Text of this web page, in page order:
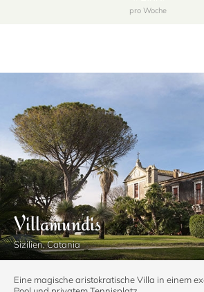
pro Woche
Villamundis
Sizilien, Catania
Eine magische aristokratische Villa in einem